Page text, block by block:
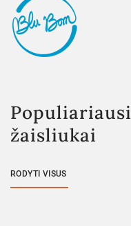
Populiariausi
žaisliukai
RODYTI VISUS